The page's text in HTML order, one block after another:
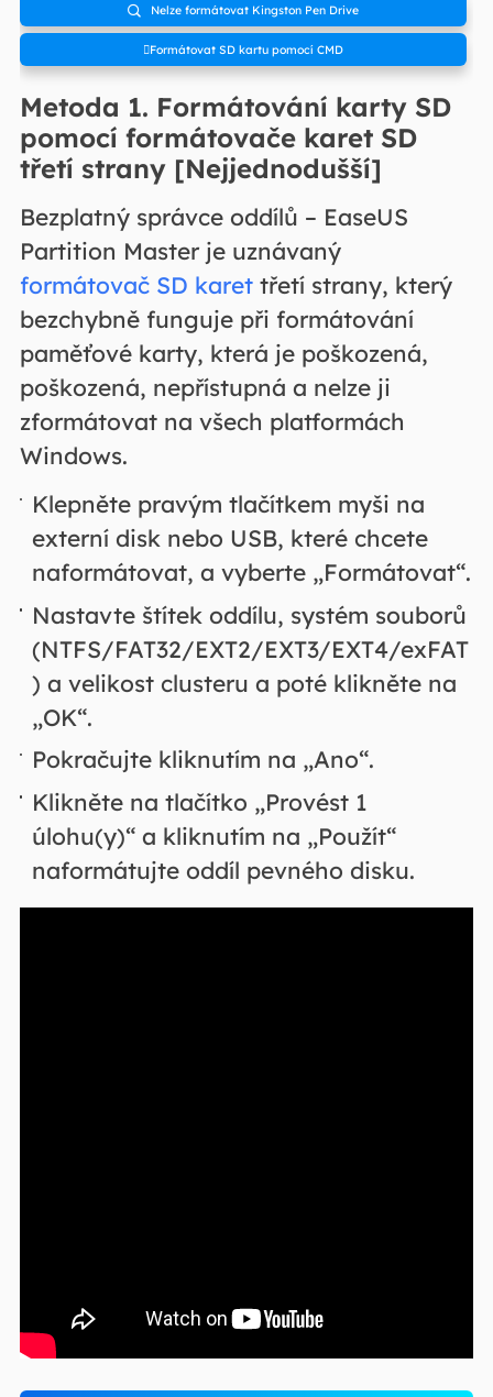
 Nelze formátovat Kingston Pen Drive
Formátovat SD kartu pomocí CMD
Metoda 1. Formátování karty SD
pomocí formátovače karet SD
třetí strany [Nejjednodušší]
Bezplatný správce oddílů – EaseUS
Partition Master je uznávaný
formátovač SD karettřetí strany, který
bezchybně funguje při formátování
paměťové karty, která je poškozená,
poškozená, nepřístupná a nelze ji
zformátovat na všech platformách
Windows.
Klepněte pravým tlačítkem myši na
externí disk nebo USB, které chcete
naformátovat, a vyberte „Formátovat“.
Nastavte štítek oddílu, systém souborů
(NTFS/FAT32/EXT2/EXT3/EXT4/exFAT
) a velikost clusteru a poté klikněte na
„OK“.
Pokračujte kliknutím na „Ano“.
Klikněte na tlačítko „Provést 1
úlohu(y)“ a kliknutím na „Použít“
naformátujte oddíl pevného disku.